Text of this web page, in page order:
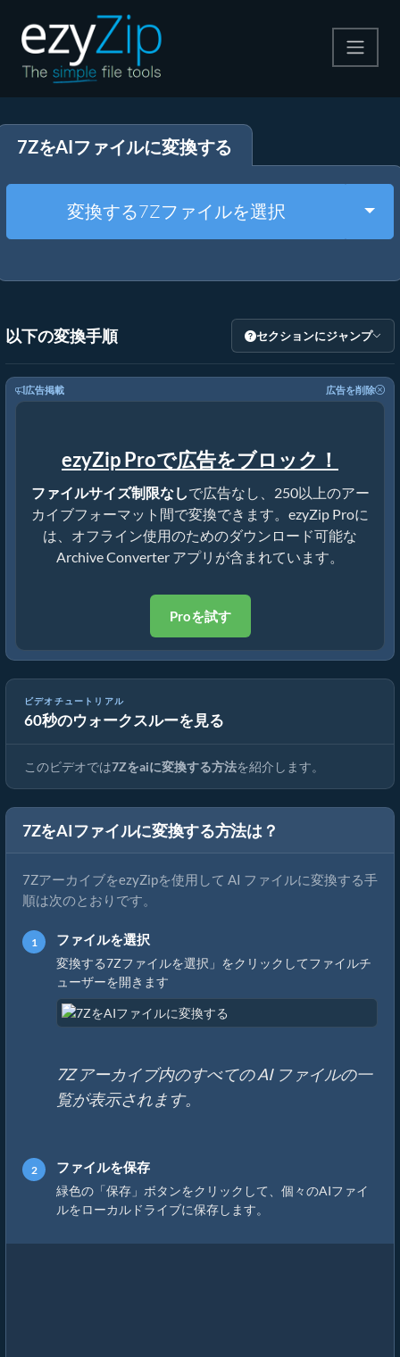
解凍する
その他のツール
7ZをAIファイルに変換する
変換する7Zファイルを選択
以下の変換手順 セクションにジャンプ
広告掲載 広告を削除
ezyZip Proで広告をブロック！
ファイルサイズ制限なしで広告なし、250以上のアー
カイブフォーマット間で変換できます。ezyZip Proに
は、オフライン使用のためのダウンロード可能な
Archive Converter アプリが含まれています。
Proを試す
ビデオチュートリアル
60秒のウォークスルーを見る
7Zを元のファイルに変換する方法（簡単ガイド）
このビデオでは7Zをaiに変換する方法を紹介します。
7ZをAIファイルに変換する方法は？
7ZアーカイブをezyZipを使用して AI ファイルに変換する手
順は次のとおりです。
ファイルを選択
変換する7Zファイルを選択」をクリックしてファイルチ
ューザーを開きます
7Z アーカイブ内のすべての AI ファイルの一
覧が表示されます。
ファイルを保存
緑色の「保存」ボタンをクリックして、個々のAIファイ
ルをローカルドライブに保存します。